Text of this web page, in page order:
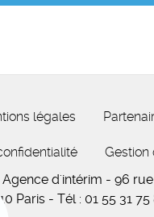
légales
Gestion
Agence d'intérim - 96
Paris - Tél : 01 55 31 75